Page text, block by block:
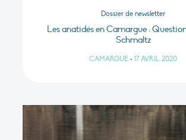
Dossier de newsletter
Les anatidés en Camargue :
Schmaltz
CAMARGUE • 17 AVRIL 2020